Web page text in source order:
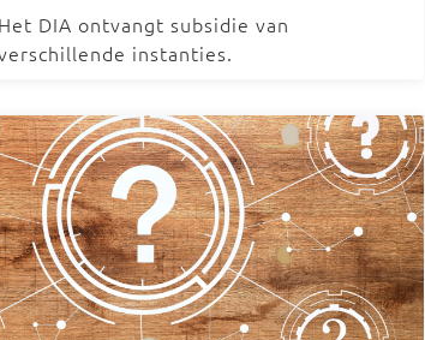
Het DIA ontvangt subsidie van
instanties.